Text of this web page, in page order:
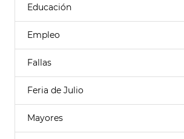
Educación
Empleo
Fallas
Feria de Julio
Mayores